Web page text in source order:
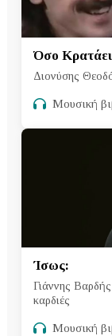
Όσο
Διονύσης
Μουσική
Ίσως:
Γιάννης Βαρδής
καρδιές
Μουσική